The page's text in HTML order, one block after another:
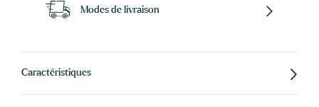
Modes de livraison
Caractéristiques